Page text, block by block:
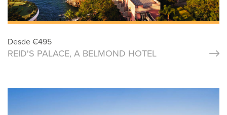
Desde €495
REID'S PALACE, A BELMOND HOTEL